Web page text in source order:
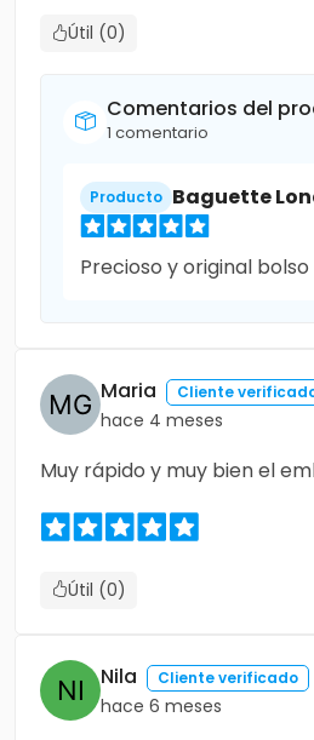
Útil (0)
Comentarios del
1 comentario
Producto Baguette
Precioso y original bolso
Maria Cliente
hace 4 meses
Muy rápido y muy bien el
Útil (0)
Nila Cliente verificado
hace 6 meses